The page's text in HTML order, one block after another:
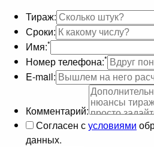
Тираж:
Сроки:
Имя:*
Номер телефона:*
E-mail:
Комментарий:
Согласен сусловиями
данных.